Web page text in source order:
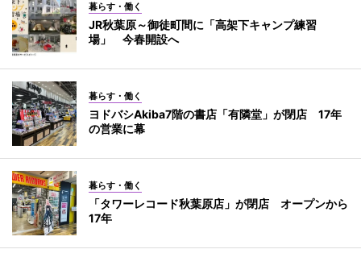
暮らす・働く
JR秋葉原～御徒町間に「高架下キャンプ練習
場」 今春開設へ
暮らす・働く
ヨドバシAkiba7階の書店「有隣堂」が閉店 17年
の営業に幕
暮らす・働く
「タワーレコード秋葉原店」が閉店 オープンから
17年